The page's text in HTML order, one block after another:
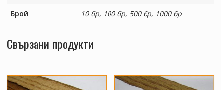
Брой
10 бр, 100 бр, 500 бр, 1000 бр
Свързани продукти